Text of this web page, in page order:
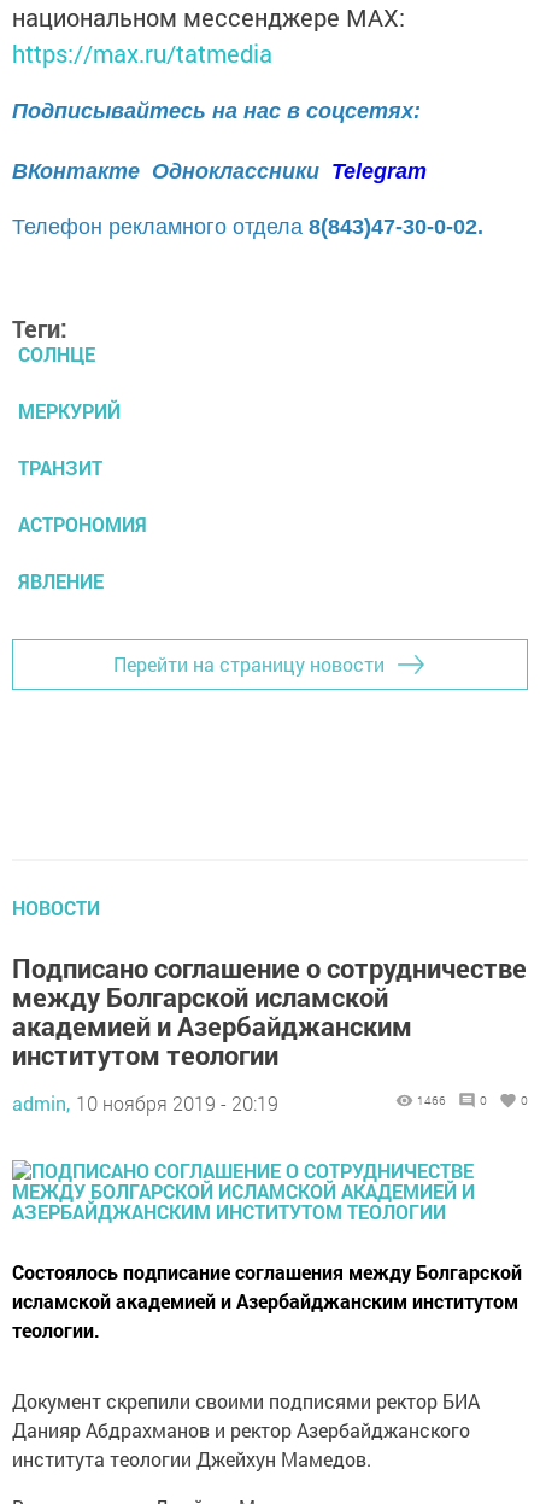
национальном мессенджере MАХ:
https://max.ru/tatmedia
Подписывайтесь на нас в соцсетях:
ВКонтакте Одноклассники Telegram
Телефон рекламного отдела 8(843)47-30-0-02.
Теги:
СОЛНЦЕ
МЕРКУРИЙ
ТРАНЗИТ
АСТРОНОМИЯ
ЯВЛЕНИЕ
Перейти на страницу новости
НОВОСТИ
Подписано соглашение о сотрудничестве
между Болгарской исламской
академией и Азербайджанским
институтом теологии
admin, 10 ноября 2019 - 20:19 1466 0 0
Состоялось подписание соглашения между Болгарской
исламской академией и Азербайджанским институтом
теологии.
Документ скрепили своими подписями ректор БИА
Данияр Абдрахманов и ректор Азербайджанского
института теологии Джейхун Мамедов.